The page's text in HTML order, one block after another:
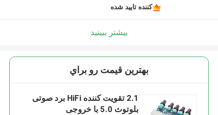
کننده تایید شده
بیشتر ببینید
بهترين قيمت رو براي
2.1 تقویت کننده HiFi برد صوتی
بلوتوث 5.0 با خروجی